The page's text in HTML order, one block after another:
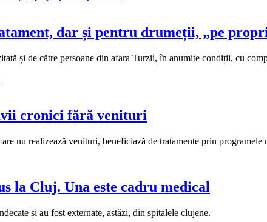
dar și pentru drumeții, „pe
și de către persoane din afara Turzii, în anumite condiții, cu
cronici fără venituri
nu realizează venituri, beneficiază de tratamente prin programele
la Cluj. Una este cadru medical
și au fost externate, astăzi, din spitalele clujene.